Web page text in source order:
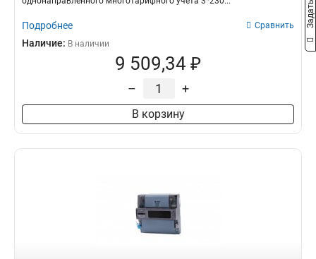
Подробнее Сравнить
Наличие: В наличии
9 509,34 ₽
– +
В корзину